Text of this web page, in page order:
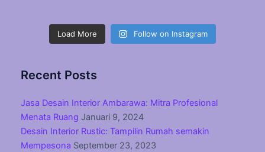
Load More Follow on Instagram
Recent Posts
Jasa Desain Interior Ambarawa: Mitra Profesional
Menata Ruang Januari 9, 2024
Desain Interior Rustic: Tampilin Rumah semakin
Mempesona September 23, 2023